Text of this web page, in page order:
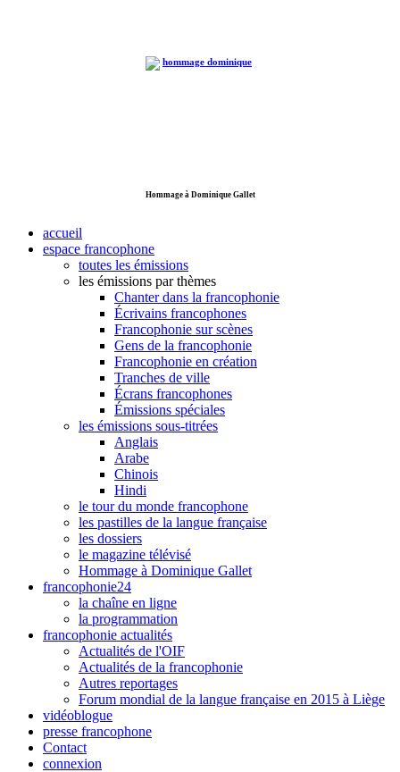
Hommage à Dominique Gallet
accueil
espace francophone
toutes les émissions
les émissions par thèmes
Chanter dans la francophonie
Écrivains francophones
Francophonie sur scènes
Gens de la francophonie
Francophonie en création
Tranches de ville
Écrans francophones
Émissions spéciales
les émissions sous-titrées
Anglais
Arabe
Chinois
Hindi
le tour du monde francophone
les pastilles de la langue française
les dossiers
le magazine télévisé
Hommage à Dominique Gallet
francophonie24
la chaîne en ligne
la programmation
francophonie actualités
Actualités de l'OIF
Actualités de la francophonie
Autres reportages
Forum mondial de la langue française en 2015 à Liège
vidéoblogue
presse francophone
Contact
connexion